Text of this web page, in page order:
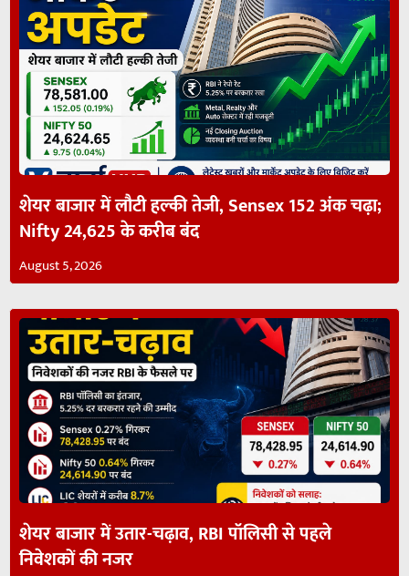
शेयर बाजार में लौटी हल्की तेजी, Sensex 152 अंक चढ़ा;
Nifty 24,625 के करीब बंद
August 5, 2026
शेयर बाजार में उतार-चढ़ाव, RBI पॉलिसी से पहले
निवेशकों की नजर